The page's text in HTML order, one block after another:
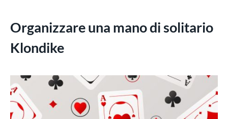
Organizzare una mano di solitario
Klondike